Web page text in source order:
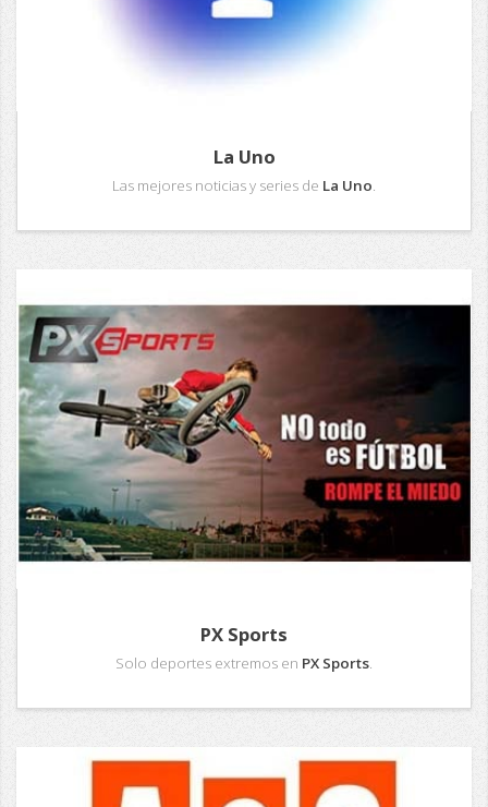
La Uno
Las mejores noticias y series de La Uno.
PX Sports
Solo deportes extremos en PX Sports.